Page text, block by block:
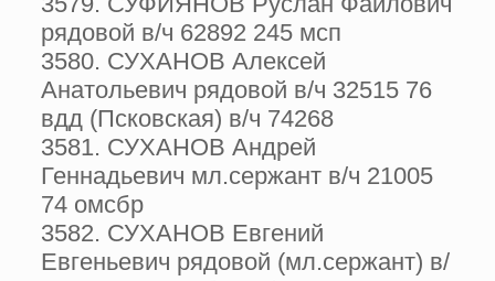
рядовой в/ч 62892 245 мсп
3580. СУХАНОВ Алексей
Анатольевич рядовой в/ч 32515 76
вдд (Псковская) в/ч 74268
3581. СУХАНОВ Андрей
Геннадьевич мл.сержант в/ч 21005
74 омсбр
3582. СУХАНОВ Евгений
Евгеньевич рядовой (мл.сержант) в/